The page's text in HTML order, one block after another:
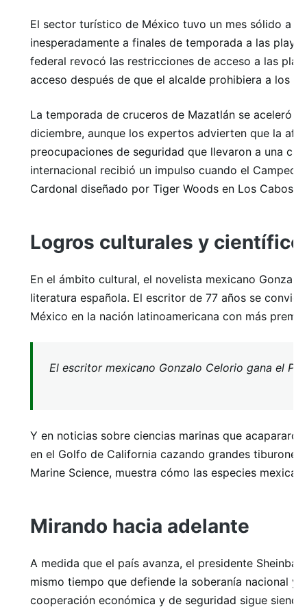
El sector turístico de México tuvo un mes sólido a
inesperadamente a finales de temporada a las
federal revocó las restricciones de acceso a las
acceso después de que el alcalde prohibiera a los
La temporada de cruceros de Mazatlán se aceleró
diciembre, aunque los expertos advierten que la
preocupaciones de seguridad que llevaron a una
internacional recibió un impulso cuando el
Cardonal diseñado por Tiger Woods en Los Cabos.
Logros culturales y
En el ámbito cultural, el novelista mexicano
literatura española. El escritor de 77 años se
México en la nación latinoamericana con más
El escritor mexicano Gonzalo Celorio gana el
Y en noticias sobre ciencias marinas que
en el Golfo de California cazando grandes
Marine Science, muestra cómo las especies
Mirando hacia adelante
A medida que el país avanza, el presidente
mismo tiempo que defiende la soberanía nacional y
cooperación económica y de seguridad sigue